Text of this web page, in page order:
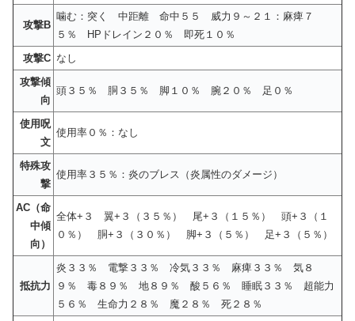
攻撃B
噛む：突く 中距離 命中５５ 威力９～２１：麻痺７
５％ HPドレイン２０％ 即死１０％
攻撃C なし
攻撃傾
向
頭３５％ 胴３５％ 脚１０％ 腕２０％ 足０％
使用呪
文
使用率０％：なし
特殊攻
撃
使用率３５％：炎のブレス（炎属性のダメージ）
AC（命
中傾
向）
全体+３ 翼+３（３５％） 尾+３（１５％） 頭+３（１
０％） 胴+３（３０％） 脚+３（５％） 足+３（５％）
抵抗力
炎３３％ 電撃３３％ 冷気３３％ 麻痺３３％ 気８
９％ 毒８９％ 地８９％ 酸５６％ 睡眠３３％ 超能力
５６％ 生命力２８％ 魔２８％ 死２８％